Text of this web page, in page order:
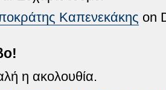
Καπενεκάκης on
η ακολουθία.